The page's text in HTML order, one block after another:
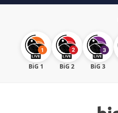
BiG 1 BiG 2 BiG 3